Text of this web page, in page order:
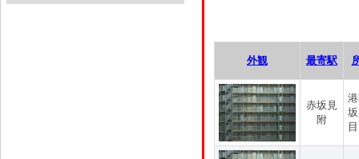
外観 最寄駅
赤坂見
附
目